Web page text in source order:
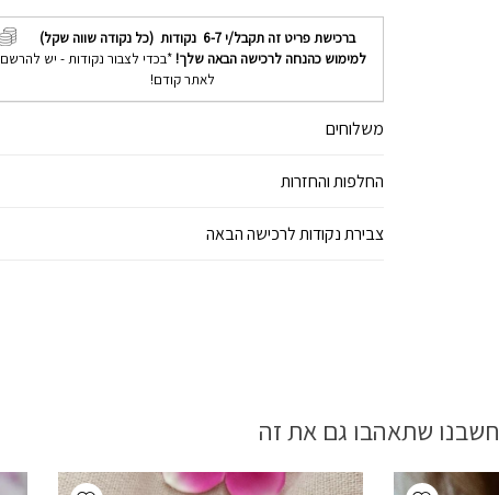
ברכישת פריט זה תקבל/י6-7 נקודות (כל נקודה שווה שקל)
למימוש כהנחה לרכישה הבאה שלך! *בכדי לצבור נקודות - יש להרשם
לאתר קודם!
משלוחים
החלפות והחזרות
צבירת נקודות לרכישה הבאה
חשבנו שתאהבו גם את זה
Add wishlist
Add wishlist